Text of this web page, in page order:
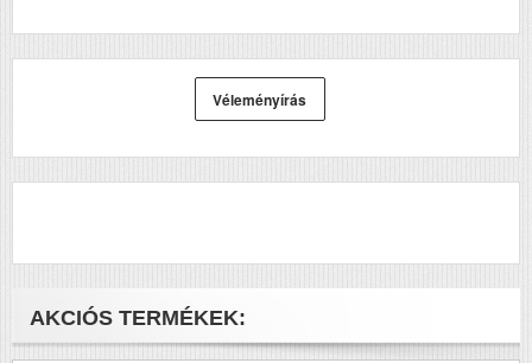
Véleményírás
AKCIÓS TERMÉKEK: